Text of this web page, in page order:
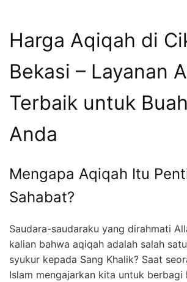
Harga Aqiqah di
Bekasi – Layanan
Terbaik untuk
Anda
Mengapa Aqiqah Itu
Sahabat?
Saudara-saudaraku yang dirahmati
kalian bahwa aqiqah adalah salah
syukur kepada Sang Khalik? Saat
Islam mengajarkan kita untuk berbagi